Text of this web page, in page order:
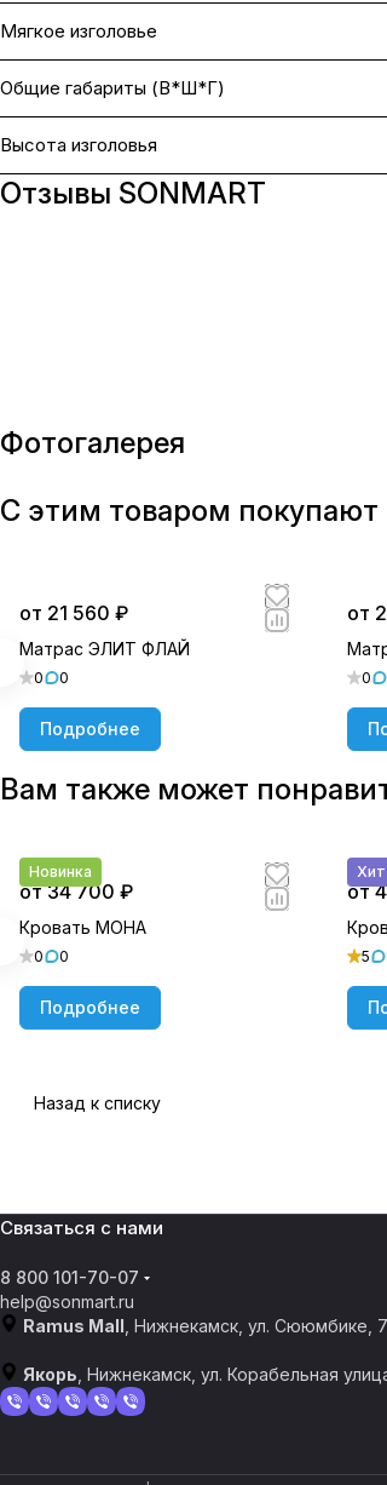
Мягкое изголовье
Общие габариты (В*Ш*Г)
Высота изголовья
Отзывы SONMART
Фотогалерея
С этим товаром покупают
от 21 560 ₽
Матрас ЭЛИТ ФЛАЙ
0 0
Подробнее
от
0
Вам также может
Новинка
от 34 700 ₽
Кровать МОНА
0 0
Подробнее
Хит
от
5
Назад к списку
Связаться с нами
8 800 101-70-07
help@sonmart.ru
Ramus Mall , Нижнекамск, ул. Сююмбике,
Якорь , Нижнекамск, ул. Корабельная